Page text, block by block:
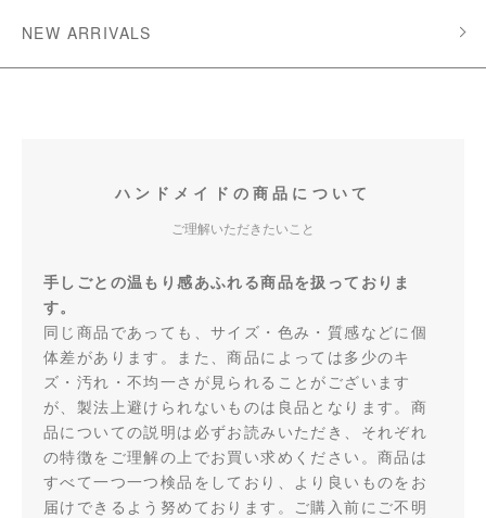
NEW ARRIVALS
ハンドメイドの商品について
ご理解いただきたいこと
手しごとの温もり感あふれる商品を扱っておりま
す。
同じ商品であっても、サイズ・色み・質感などに個
体差があります。また、商品によっては多少のキ
ズ・汚れ・不均一さが見られることがございます
が、製法上避けられないものは良品となります。商
品についての説明は必ずお読みいただき、それぞれ
の特徴をご理解の上でお買い求めください。商品は
すべて一つ一つ検品をしており、より良いものをお
届けできるよう努めております。ご購入前にご不明